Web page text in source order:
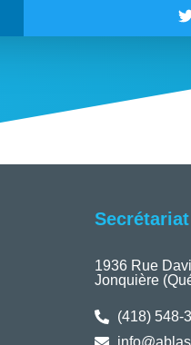
1936 Rue
Jonquière
(418) 548-